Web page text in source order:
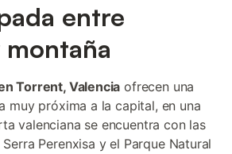
entre
Torrent, Valencia ofrecen una
muy próxima a la capital, en una
valenciana se encuentra con las
Perenxisa y el Parque Natural